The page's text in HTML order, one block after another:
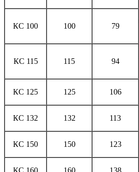
КС 100 100 79
КС 115 115 94
КС 125 125 106
КС 132 132 113
КС 150 150 123
КС 160 160 138